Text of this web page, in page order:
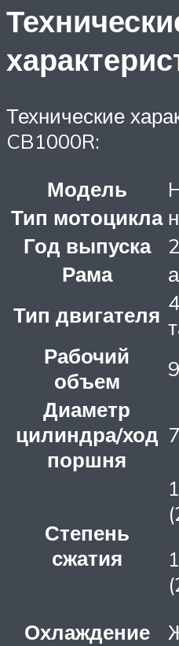
Технические
CB1000R:
Модель
Тип мотоцикла
Год выпуска
Рама
Тип двигателя
Рабочий
объем
Диаметр
цилиндра/ход
поршня
Степень
сжатия
Охлаждение